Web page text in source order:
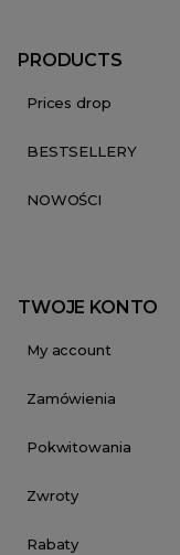
PRODUCTS
Prices drop
BESTSELLERY
NOWOŚCI
TWOJE KONTO
My account
Zamówienia
Pokwitowania
Zwroty
Rabaty